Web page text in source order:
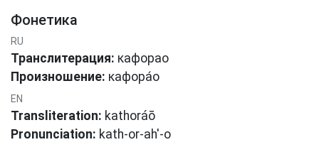
Фонетика
RU
Транслитерация: кафорао
Произношение: кафοра́о
EN
Transliteration: kathoráō
Pronunciation: kath-or-ah'-o